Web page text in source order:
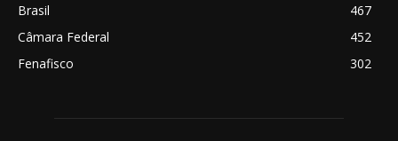
Brasil
467
Câmara Federal
452
Fenafisco
302